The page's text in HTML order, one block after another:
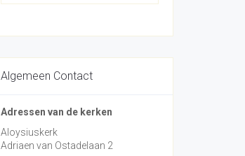
Algemeen Contact
Adressen van de kerken
Aloysiuskerk
Adriaen van Ostadelaan 2